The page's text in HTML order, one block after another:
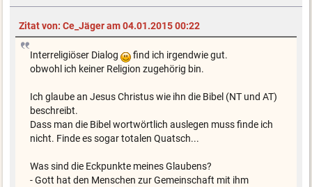
Zitat von: Ce_Jäger am 04.01.2015 00:22
Interreligiöser Dialog
find ich irgendwie gut.
obwohl ich keiner Religion zugehörig bin.
Ich glaube an Jesus Christus wie ihn die Bibel (NT und AT)
beschreibt.
Dass man die Bibel wortwörtlich auslegen muss finde ich
nicht. Finde es sogar totalen Quatsch...
Was sind die Eckpunkte meines Glaubens?
- Gott hat den Menschen zur Gemeinschaft mit ihm